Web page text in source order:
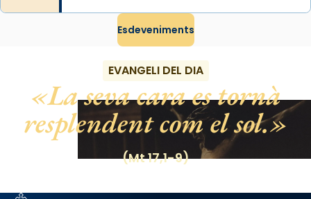
«A Raïms de Sant Jaume, raïms aigualits;
raïms de setembre te'n llepes els dits»,
Photo
View on Facebook · Share
Esdeveniments
EVANGELI DEL DIA
La seva cara es tornà
resplendent com el sol.
(Mt 17,1-9)